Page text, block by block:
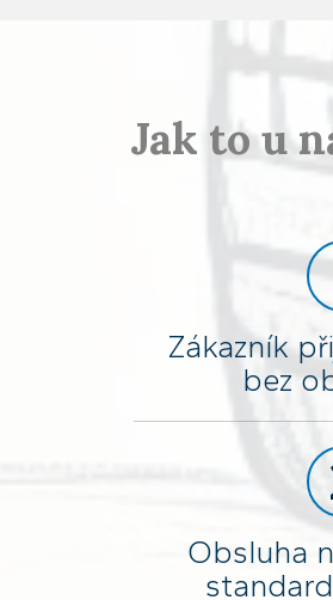
Jak to u
Zákazník
bez
Obsluha